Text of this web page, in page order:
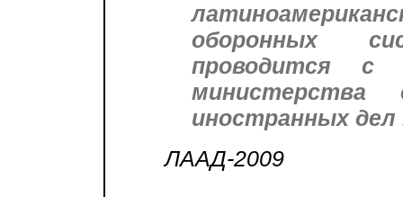
оборонных
проводится с
иностранных дел
ЛААД-2009